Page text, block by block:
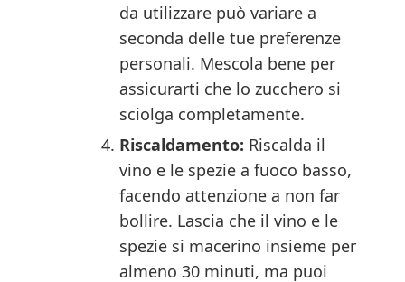
da utilizzare può variare a
seconda delle tue preferenze
personali. Mescola bene per
assicurarti che lo zucchero si
sciolga completamente.
Riscaldamento: Riscalda il
vino e le spezie a fuoco basso,
facendo attenzione a non far
bollire. Lascia che il vino e le
spezie si macerino insieme per
almeno 30 minuti, ma puoi